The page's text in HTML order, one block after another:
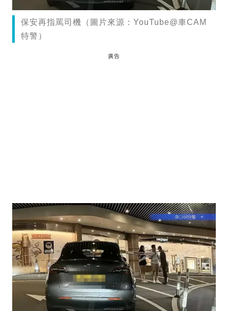
保安再指罵司機（圖片來源：YouTube@車CAM
特警）
廣告